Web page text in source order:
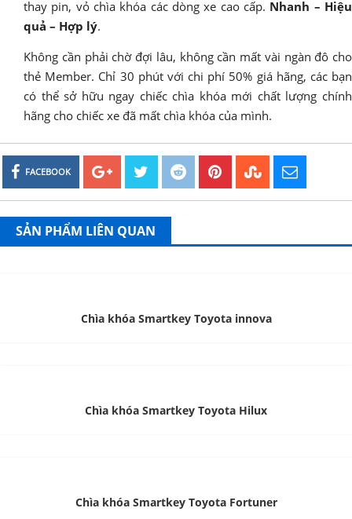
thay pin, vỏ chìa khóa các dòng xe cao cấp. Nhanh – Hiệu
quả – Hợp lý.
Không cần phải chờ đợi lâu, không cần mất vài ngàn đô cho
thẻ Member. Chỉ 30 phút với chi phí 50% giá hãng, các bạn
có thể sở hữu ngay chiếc chìa khóa mới chất lượng chính
hãng cho chiếc xe đã mất chìa khóa của mình.
FACEBOOK
SẢN PHẨM LIÊN QUAN
Chìa khóa Smartkey Toyota innova
Chìa khóa Smartkey Toyota Hilux
Chìa khóa Smartkey Toyota Fortuner